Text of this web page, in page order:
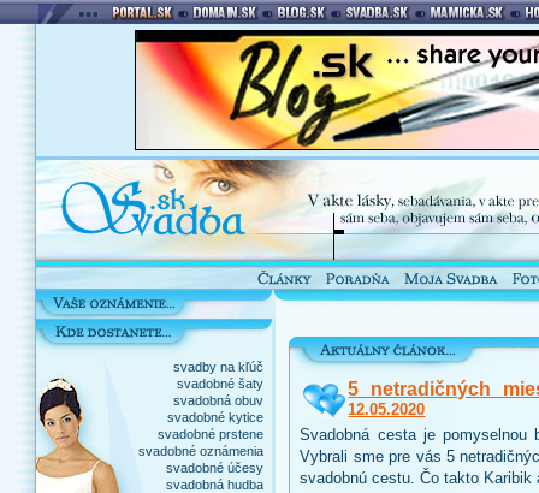
svadby na kľúč
svadobné šaty
svadobná obuv
svadobné kytice
svadobné prstene
svadobné oznámenia
svadobné účesy
svadobná hudba
5 netradičných
12.05.2020
Svadobná cesta je pomyselnou
Vybrali sme pre vás 5
svadobnú cestu. Čo takto Karibik